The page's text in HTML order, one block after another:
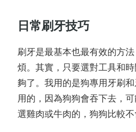
日常刷牙技巧
刷牙是最基本也最有效的方
煩。其實，只要選對工具和
夠了。我用的是狗專用牙刷
用的，因為狗狗會吞下去，
選雞肉或牛肉的，狗狗比較不